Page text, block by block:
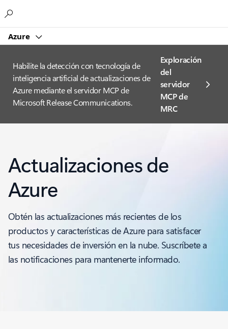
Azure
Habilite la detección con tecnología de
inteligencia artificial de actualizaciones de
Azure mediante el servidor MCP de
Microsoft Release Communications.
Exploración
del
servidor
MCP de
MRC
Actualizaciones de
Azure
Obtén las actualizaciones más recientes de los
productos y características de Azure para satisfacer
tus necesidades de inversión en la nube. Suscríbete a
las notificaciones para mantenerte informado.